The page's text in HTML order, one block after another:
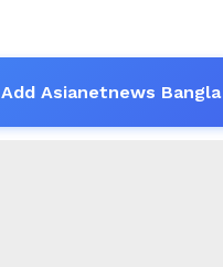
Add Asianetnews